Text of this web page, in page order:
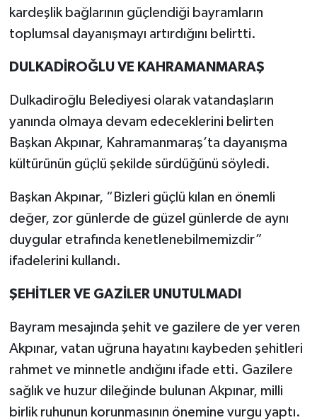
kardeşlik bağlarının güçlendiği bayramların
toplumsal dayanışmayı artırdığını belirtti.
DULKADİROĞLU VE KAHRAMANMARAŞ
Dulkadiroğlu Belediyesi olarak vatandaşların
yanında olmaya devam edeceklerini belirten
Başkan Akpınar, Kahramanmaraş’ta dayanışma
kültürünün güçlü şekilde sürdüğünü söyledi.
Başkan Akpınar, “Bizleri güçlü kılan en önemli
değer, zor günlerde de güzel günlerde de aynı
duygular etrafında kenetlenebilmemizdir”
ifadelerini kullandı.
ŞEHİTLER VE GAZİLER UNUTULMADI
Bayram mesajında şehit ve gazilere de yer veren
Akpınar, vatan uğruna hayatını kaybeden şehitleri
rahmet ve minnetle andığını ifade etti. Gazilere
sağlık ve huzur dileğinde bulunan Akpınar, milli
birlik ruhunun korunmasının önemine vurgu yaptı.